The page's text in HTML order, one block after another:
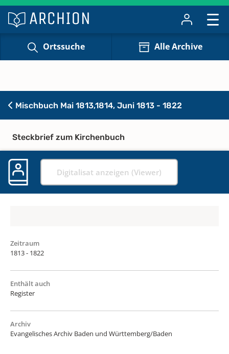
Ortssuche Alle Archive
Mischbuch Mai 1813,1814, Juni 1813 - 1822
Steckbrief zum Kirchenbuch
Digitalisat anzeigen (Viewer)
Zeitraum
1813 - 1822
Enthält auch
Register
Archiv
Evangelisches Archiv Baden und Württemberg/Baden